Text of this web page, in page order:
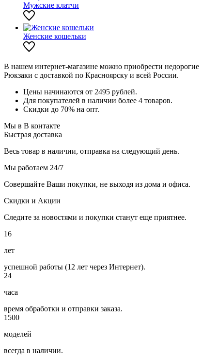
Мужские клатчи
Женские кошельки
В нашем интернет-магазине можно приобрести недорогие
Рюкзаки с доставкой по Красноярску и всей России.
Цены начинаются от 2495 рублей.
Для покупателей в наличии более 4 товаров.
Скидки до 70% на опт.
Мы в В контакте
Быстрая доставка
Весь товар в наличии, отправка на следующий день.
Мы работаем 24/7
Совершайте Ваши покупки, не выходя из дома и офиса.
Скидки и Акции
Следите за новостями и покупки станут еще приятнее.
16
лет
успешной работы (12 лет через Интернет).
24
часа
время обработки и отправки заказа.
1500
моделей
всегда в наличии.